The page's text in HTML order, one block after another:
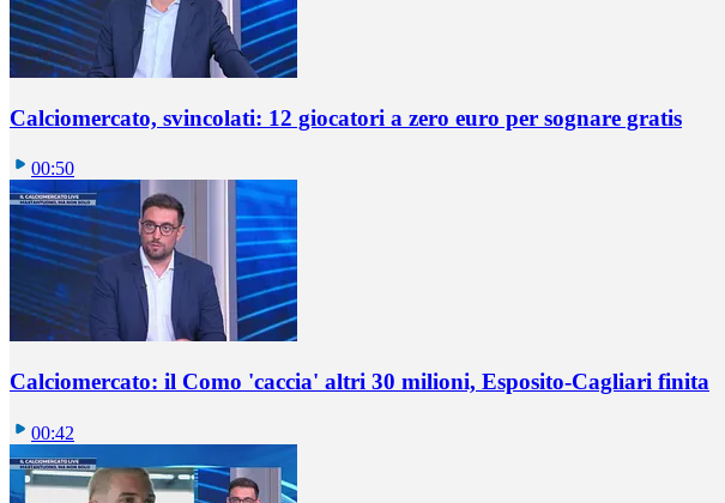
Calciomercato, svincolati: 12 giocatori a zero euro per sognare gratis
00:50
Calciomercato: il Como 'caccia' altri 30 milioni, Esposito-Cagliari finita
00:42